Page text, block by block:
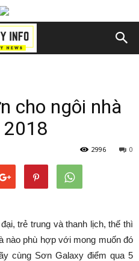
cho ngôi nhà
0
2996
trẻ trung và thanh lịch, thế thì
nào phù hợp với mong muốn đó
cùng Sơn Galaxy điểm qua 5